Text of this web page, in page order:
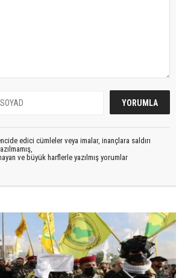
edici cümleler veya imalar, inançlara saldırı
ve büyük harflerle yazılmış yorumlar